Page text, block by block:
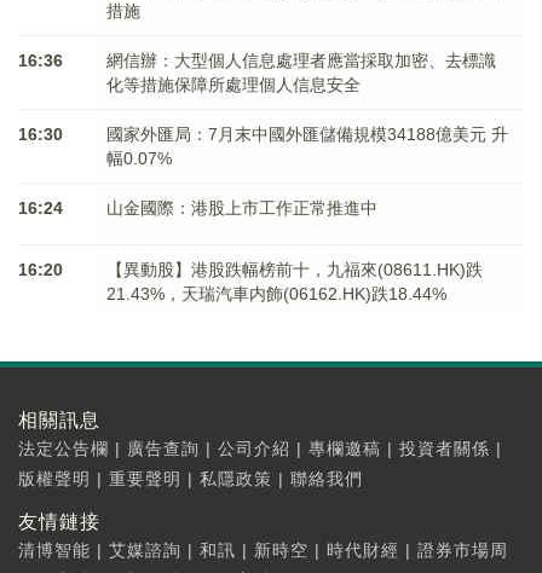
措施
16:36
網信辦：大型個人信息處理者應當採取加密、去標識
化等措施保障所處理個人信息安全
16:30
國家外匯局：7月末中國外匯儲備規模34188億美元 升
幅0.07%
16:24 山金國際：港股上市工作正常推進中
16:20
【異動股】港股跌幅榜前十，九福來(08611.HK)跌
21.43%，天瑞汽車内飾(06162.HK)跌18.44%
相關訊息
法定公告欄 | 廣告查詢 | 公司介紹 | 專欄邀稿 | 投資者關係 |
版權聲明 | 重要聲明 | 私隱政策 | 聯絡我們
友情鏈接
清博智能 | 艾媒諮詢 | 和訊 | 新時空 | 時代財經 | 證券市場周